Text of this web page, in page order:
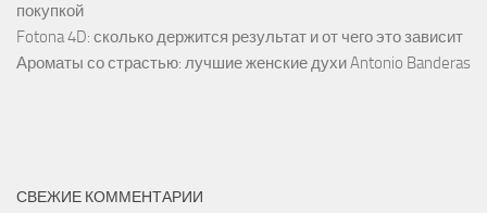
покупкой
Fotona 4D: сколько держится результат и от чего это зависит
Ароматы со страстью: лучшие женские духи Antonio Banderas
СВЕЖИЕ КОММЕНТАРИИ